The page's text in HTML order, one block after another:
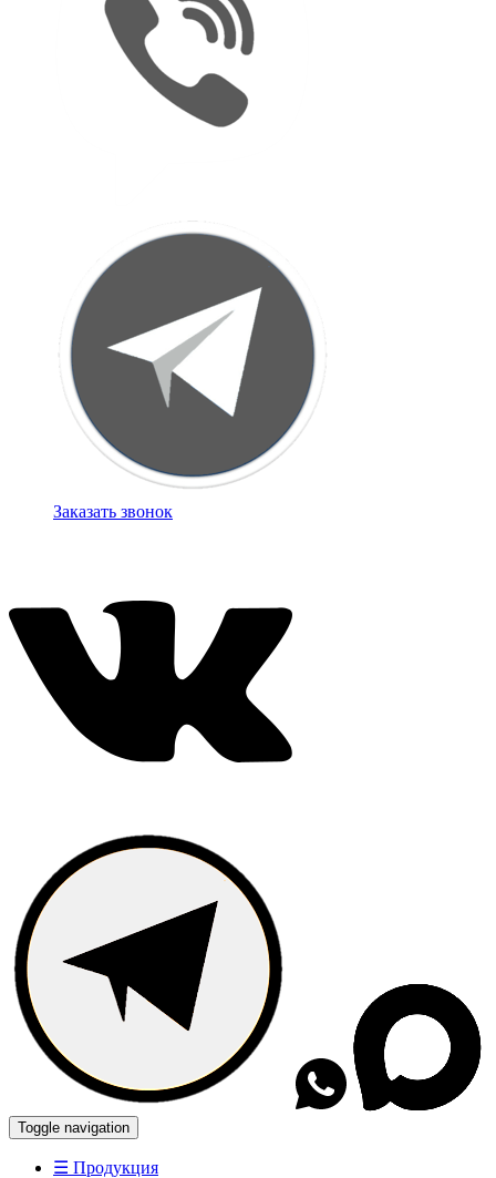
Заказать звонок
Toggle navigation
☰ Продукция